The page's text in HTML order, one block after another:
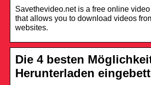
Savethevideo.net is a free online
that allows you to download videos
websites.
Die 4 besten
Herunterladen